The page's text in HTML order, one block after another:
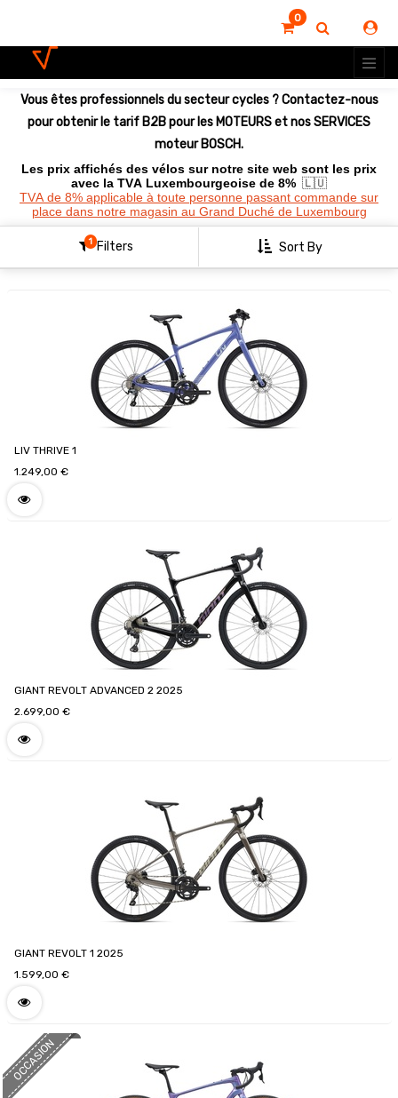
0
Vous êtes professionnels du secteur cycles ? Contactez-nous
pour obtenir le tarif B2B pour les MOTEURS et nos SERVICES
moteur BOSCH.
Les prix affichés des vélos sur notre site web sont les prix
avec la TVA Luxembourgeoise de 8% 🇱🇺
TVA de 8% applicable à toute personne passant commande sur
place dans notre magasin au Grand Duché de Luxembourg
1 Filters Sort By
options
Clear
All
LIV THRIVE 1
1.249,00 €
GIANT REVOLT ADVANCED 2 2025
2.699,00 €
GIANT REVOLT 1 2025
1.599,00 €
OCCASION